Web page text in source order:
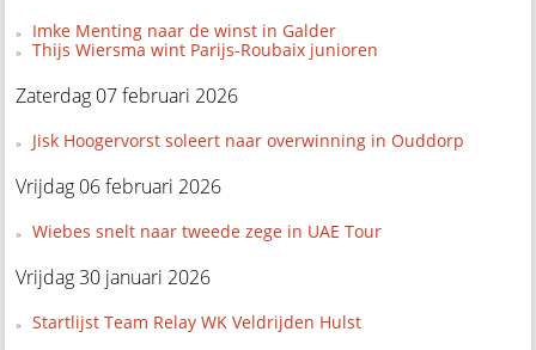
Imke Menting naar de winst in Galder
Thijs Wiersma wint Parijs-Roubaix junioren
Zaterdag 07 februari 2026
Jisk Hoogervorst soleert naar overwinning in Ouddorp
Vrijdag 06 februari 2026
Wiebes snelt naar tweede zege in UAE Tour
Vrijdag 30 januari 2026
Startlijst Team Relay WK Veldrijden Hulst